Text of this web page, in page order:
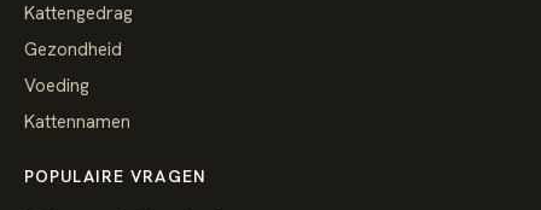
Kattengedrag
Gezondheid
Voeding
Kattennamen
POPULAIRE VRAGEN